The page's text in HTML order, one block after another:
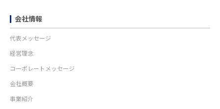
会社情報
代表メッセージ
経営理念
コーポレートメッセージ
会社概要
事業紹介